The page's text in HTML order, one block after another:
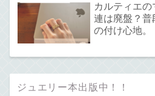
カルティエの
連は廃盤？普
の付け心地。
ジュエリー本出版中！！